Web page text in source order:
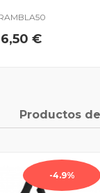
€
Productos
-4.9%